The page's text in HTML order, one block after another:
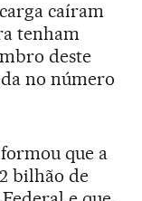
caíram
tenham
deste
no número
que a
bilhão de